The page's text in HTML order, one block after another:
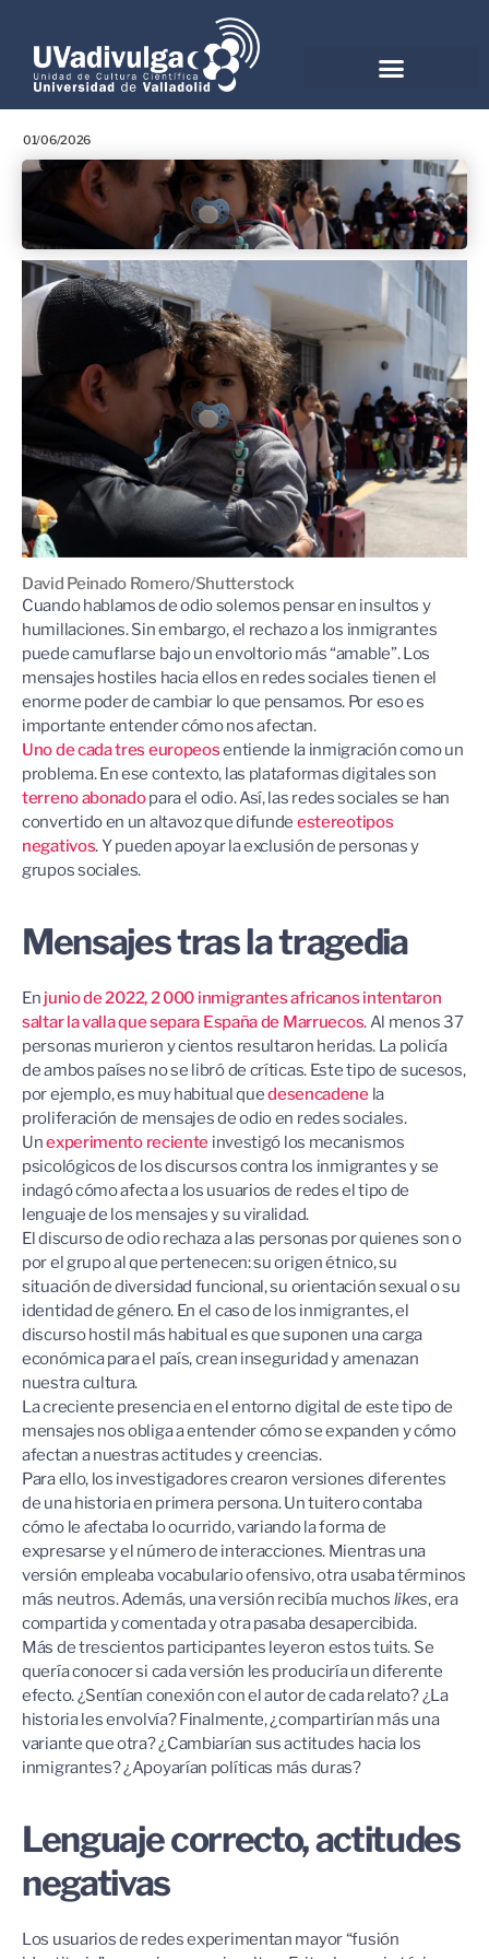
01/06/2026
David Peinado Romero/Shutterstock
Cuando hablamos de odio solemos pensar en insultos y
humillaciones. Sin embargo, el rechazo a los inmigrantes
puede camuflarse bajo un envoltorio más “amable”. Los
mensajes hostiles hacia ellos en redes sociales tienen el
enorme poder de cambiar lo que pensamos. Por eso es
importante entender cómo nos afectan.
Uno de cada tres europeosentiende la inmigración como un
problema. En ese contexto, las plataformas digitales son
terreno abonadopara el odio. Así, las redes sociales se han
convertido en un altavoz que difunde estereotipos
negativos. Y pueden apoyar la exclusión de personas y
grupos sociales.
Mensajes tras la tragedia
En junio de 2022, 2 000 inmigrantes africanos intentaron
saltar la valla que separa España de Marruecos. Al menos 37
personas murieron y cientos resultaron heridas. La policía
de ambos países no se libró de críticas. Este tipo de sucesos,
por ejemplo, es muy habitual quedesencadenela
proliferación de mensajes de odio en redes sociales.
Unexperimento reciente investigó los mecanismos
psicológicos de los discursos contra los inmigrantes y se
indagó cómo afecta a los usuarios de redes el tipo de
lenguaje de los mensajes y su viralidad.
El discurso de odio rechaza a las personas por quienes son o
por el grupo al que pertenecen: su origen étnico, su
situación de diversidad funcional, su orientación sexual o su
identidad de género. En el caso de los inmigrantes, el
discurso hostil más habitual es que suponen una carga
económica para el país, crean inseguridad y amenazan
nuestra cultura.
La creciente presencia en el entorno digital de este tipo de
mensajes nos obliga a entender cómo se expanden y cómo
afectan a nuestras actitudes y creencias.
Para ello, los investigadores crearon versiones diferentes
de una historia en primera persona. Un tuitero contaba
cómo le afectaba lo ocurrido, variando la forma de
expresarse y el número de interacciones. Mientras una
versión empleaba vocabulario ofensivo, otra usaba términos
más neutros. Además, una versión recibía muchos likes, era
compartida y comentada y otra pasaba desapercibida.
Más de trescientos participantes leyeron estos tuits. Se
quería conocer si cada versión les produciría un diferente
efecto. ¿Sentían conexión con el autor de cada relato? ¿La
historia les envolvía? Finalmente, ¿compartirían más una
variante que otra? ¿Cambiarían sus actitudes hacia los
inmigrantes? ¿Apoyarían políticas más duras?
Lenguaje correcto, actitudes
negativas
Los usuarios de redes experimentan mayor “fusión